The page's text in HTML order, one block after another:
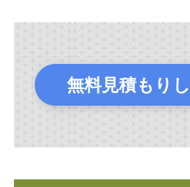
無料見積もり